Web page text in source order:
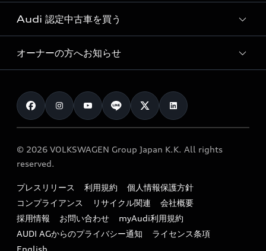
試乗予約
e-tronラインアップ
価格シミュレーション
車両比較
カタログ一覧
オンラインショップ
Audi collection
アウディナビアプリ
サービス入庫予約
サービスプログラム
メンテナンス
車検 / 定期点検
e-tronアフターサポート
myAudi
Audi 認定中古車を買う
Audi認定中古車
クオリティ
保証
メンテナンス
ファイナンス
キャンペーン / イベント
買取査定
オーナーの方へお知らせ
お知らせ
オーナー様向けキャンペーン
特定整備適用車一覧
リサイクル法
よくある質問（FAQ）
© 2026 VOLKSWAGEN Group Japan K.K. All rights
reserved.
プレスリリース 利用規約
個人情報保護方針
コンプライアンス
リサイクル関連
会社概要
採用情報
お問い合わせ
myAudi利用規約
AUDI AGからのプライバシー通知
ライセンス条項
English